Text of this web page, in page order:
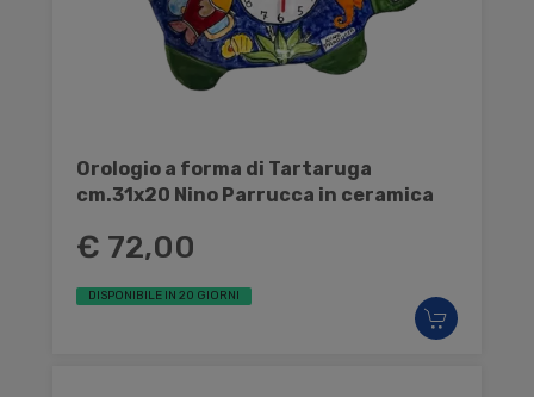
Orologio a forma di Tartaruga
cm.31x20 Nino Parrucca in ceramica
€ 72,00
DISPONIBILE IN 20 GIORNI